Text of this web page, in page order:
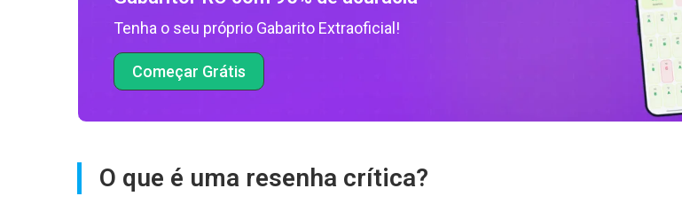
Tenha o seu próprio Gabarito Extraoficial!
Começar Grátis
O que é uma resenha crítica?